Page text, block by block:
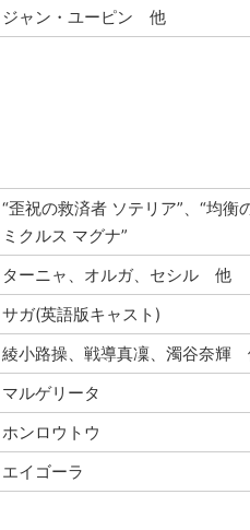
ジャン・ユーピン 他
“歪祝の救済者 ソテリア”、“均衡
ミクルス マグナ”
ターニャ、オルガ、セシル 他
サガ(英語版キャスト)
綾小路操、戦導真凜、濁谷奈輝
マルゲリータ
ホンロウトウ
エイゴーラ